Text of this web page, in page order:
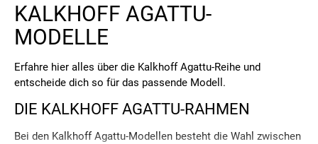
KALKHOFF AGATTU-
MODELLE
Erfahre hier alles über die Kalkhoff Agattu-Reihe und
entscheide dich so für das passende Modell.
DIE KALKHOFF AGATTU-RAHMEN
Bei den Kalkhoff Agattu-Modellen besteht die Wahl zwischen